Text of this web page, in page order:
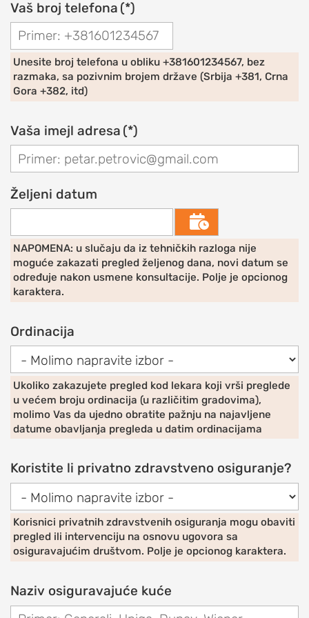
EDUCATION
O
udruženju
OrthoExpert
Education
Novosti
i
obaveštenja
Drugi
o
RAME
POVREDE
OBOLJENJA
RAMENA
Sindrom
bolnog
ramena
(impindžment,
Smrznuto
rame
(ukočeno
rame,
adhezivni
kapsulitis)
ramena
Vaš broj telefona (*)
Unesite broj telefona u obliku +381601234567, bez
razmaka, sa pozivnim brojem države (Srbija +381, Crna
Gora +382, itd)
Vaša imejl adresa (*)
Željeni datum

NAPOMENA: u slučaju da iz tehničkih razloga nije
moguće zakazati pregled željenog dana, novi datum se
određuje nakon usmene konsultacije. Polje je opcionog
karaktera.
Ordinacija
Ukoliko zakazujete pregled kod lekara koji vrši preglede
u većem broju ordinacija (u različitim gradovima),
molimo Vas da ujedno obratite pažnju na najavljene
datume obavljanja pregleda u datim ordinacijama
Koristite li privatno zdravstveno osiguranje?
Korisnici privatnih zdravstvenih osiguranja mogu obaviti
pregled ili intervenciju na osnovu ugovora sa
osiguravajućim društvom. Polje je opcionog karaktera.
Naziv osiguravajuće kuće